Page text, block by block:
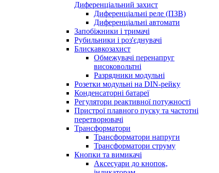
Диференціальний захист
Диференціальні реле (ПЗВ)
Диференціальні автомати
Запобіжники і тримачі
Рубильники і роз'єднувачі
Блискавкозахист
Обмежувачі перенапруг
високовольтні
Разрядники модульні
Розетки модульні на DIN-рейку
Конденсаторні батареї
Регулятори реактивної потужності
Пристрої плавного пуску та частотні
перетворювачі
Трансформатори
Трансформатори напруги
Трансформатори струму
Кнопки та вимикачі
Аксесуари до кнопок,